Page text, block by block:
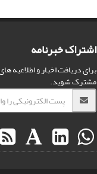
اشتراک خبرنامه
برای دریافت اخبار و اطلاعیه
مشترک شوید.